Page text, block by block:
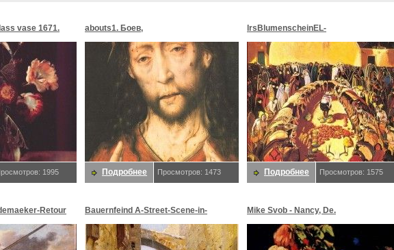
vase 1671.
1995
abouts1. Боев,
Подробнее Просмотров: 1473
lrsBlumenscheinEL-
MoonMorningstar&EveStar.
Blumenschein,
Подробнее Просмотров: 1575
Retour Bauernfeind A-Street-Scene-in-
Jerusalem-sj. Bauernfeind,
Mike Svob - Nancy, De.